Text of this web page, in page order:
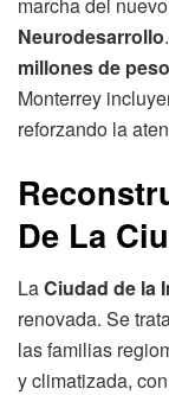
Neurodesarrollo
millones de
Monterrey
reforzando la
De La
LaCiudad de la
renovada. Se
las familias
y climatizada,